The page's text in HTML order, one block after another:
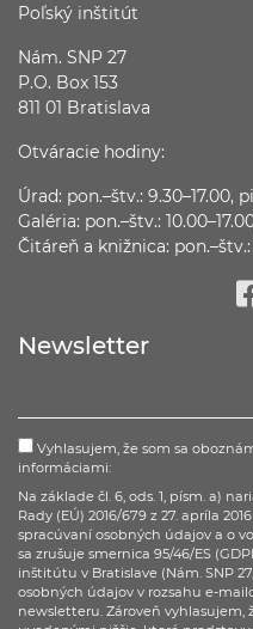
Poľský inštitút
Nám. SNP 27
P.O. Box 153
811 01 Bratislava
Otváracie hodiny:
Úrad: pon.–štv.: 9.30–17.00,
Galéria: pon.–štv.:
Čitáreň a knižnica: pon.–štv.:
Newsletter
Vyhlasujem, že som sa
informáciami:
Na základe čl. 6, ods. 1, písm. a)
Rady (EÚ) 2016/679 z 27. apríla
spracúvaní osobných údajov a o
sa zrušuje smernica 95/46/ES
inštitútu v Bratislave (Nám. SNP
osobných údajov v rozsahu e-
newsletteru. Zároveň vyhlasujem,